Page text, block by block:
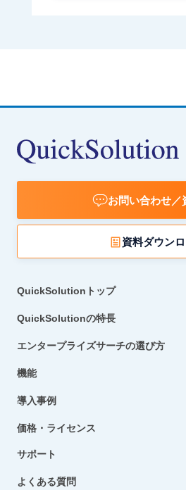
お問い合わせ／
資料ダウン
QuickSolutionトップ
QuickSolutionの特長
エンタープライズサーチの選び方
機能
導入事例
価格・ライセンス
サポート
よくある質問